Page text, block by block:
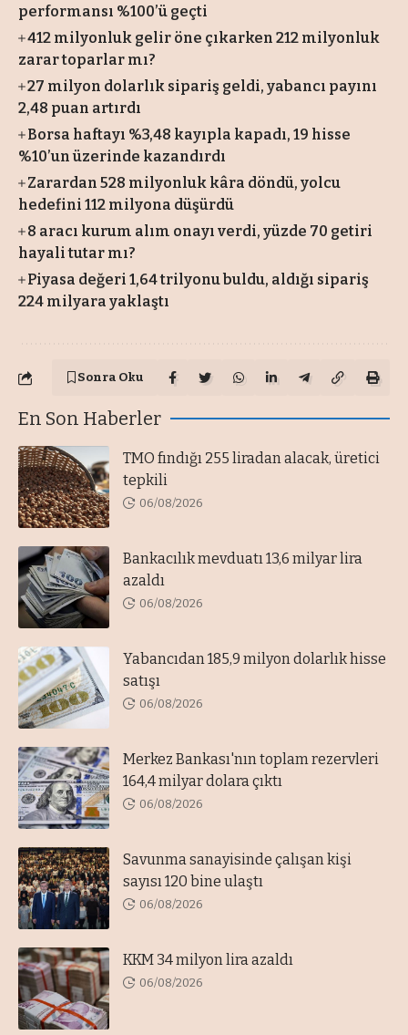
performansı %100’ü geçti
412 milyonluk gelir öne çıkarken 212 milyonluk
zarar toparlar mı?
27 milyon dolarlık sipariş geldi, yabancı payını
2,48 puan artırdı
Borsa haftayı %3,48 kayıpla kapadı, 19 hisse
%10’un üzerinde kazandırdı
Zarardan 528 milyonluk kâra döndü, yolcu
hedefini 112 milyona düşürdü
8 aracı kurum alım onayı verdi, yüzde 70 getiri
hayali tutar mı?
Piyasa değeri 1,64 trilyonu buldu, aldığı sipariş
224 milyara yaklaştı
Sonra Oku
En Son Haberler
TMO fındığı 255 liradan alacak, üretici
tepkili
06/08/2026
Bankacılık mevduatı 13,6 milyar lira
azaldı
06/08/2026
Yabancıdan 185,9 milyon dolarlık hisse
satışı
06/08/2026
Merkez Bankası'nın toplam rezervleri
164,4 milyar dolara çıktı
06/08/2026
Savunma sanayisinde çalışan kişi
sayısı 120 bine ulaştı
06/08/2026
KKM 34 milyon lira azaldı
06/08/2026